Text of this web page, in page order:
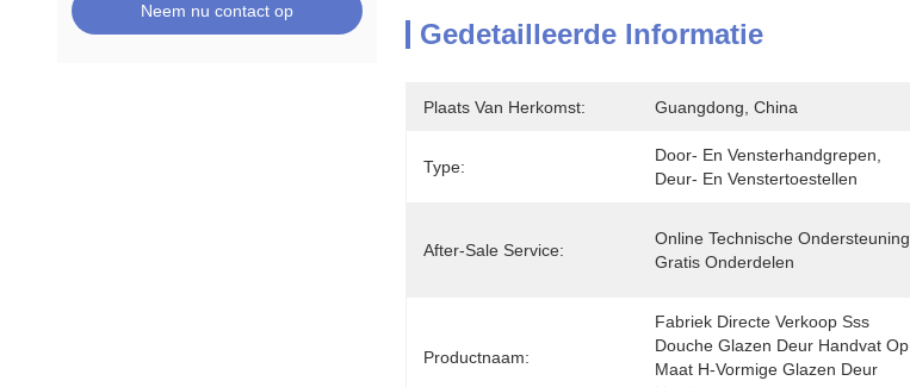
Neem nu contact op
Gedetailleerde Informatie
Plaats Van Herkomst: Guangdong, China
Type:
Door- En Vensterhandgrepen,
Deur- En Venstertoestellen
After-Sale Service:
Online Technische Ondersteuning,
Gratis Onderdelen
Productnaam:
Fabriek Directe Verkoop Sss
Douche Glazen Deur Handvat Op
Maat H-Vormige Glazen Deur